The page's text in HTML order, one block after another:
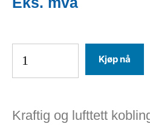
Kjøp nå
Kraftig og lufttett